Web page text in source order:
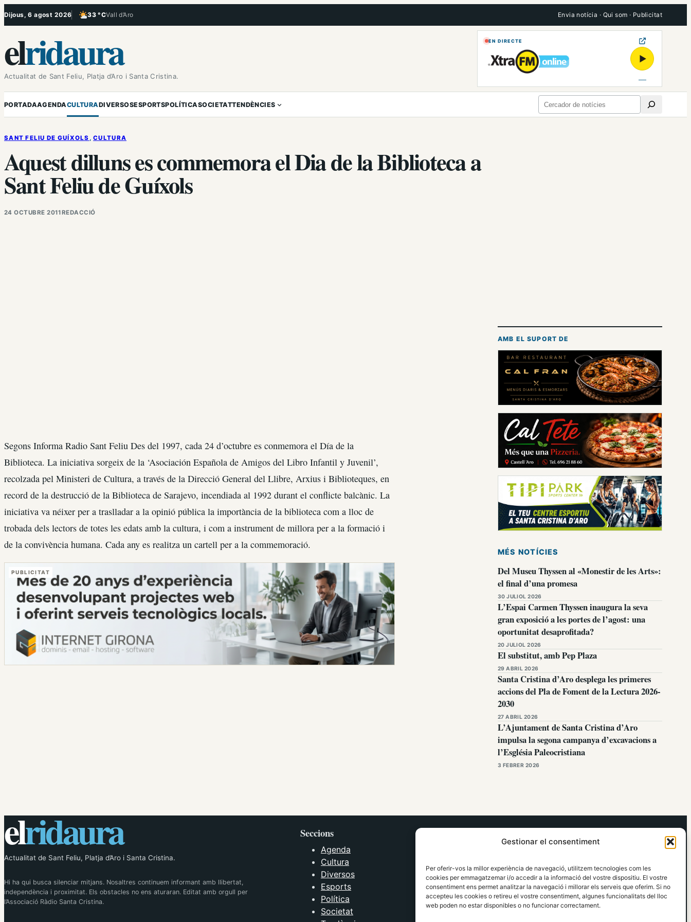
Gestionar el consentiment
Per oferir-vos la millor experiència de navegació, utilitzem tecnologies com les
cookies per emmagatzemar i/o accedir a la informació del vostre dispositiu. El vostre
consentiment ens permet analitzar la navegació i millorar els serveis que oferim. Si no
accepteu les cookies o retireu el vostre consentiment, algunes funcionalitats del lloc
web poden no estar disponibles o no funcionar correctament.
Vés
Dijous, 6 agost 2026 33 °CVall d’Aro
, Poc ennuvolat Envia notícia · Qui som · Publicitat
elridaura
Actualitat de Sant Feliu, Platja d’Aro i Santa Cristina.
EN DIRECTE
▶
PORTADAAGENDACULTURADIVERSOSESPORTSPOLÍTICASOCIETATTENDÈNCIES Cerca
SANT FELIU DE GUÍXOLS , CULTURA
Aquest dilluns es commemora el Dia de la Biblioteca a
Sant Feliu de Guíxols
24 OCTUBRE 2011REDACCIÓ
Segons Informa Radio Sant Feliu Des del 1997, cada 24 d’octubre es conmemora el Día de la
Biblioteca. La iniciativa sorgeix de la ‘Asociación Española de Amigos del Libro Infantil y Juvenil’,
recolzada pel Ministeri de Cultura, a través de la Direcció General del Llibre, Arxius i Biblioteques, en
record de la destrucció de la Biblioteca de Sarajevo, incendiada al 1992 durant el conflicte balcànic. La
iniciativa va néixer per a traslladar a la opinió pública la importància de la biblioteca com a lloc de
trobada dels lectors de totes les edats amb la cultura, i com a instrument de millora per a la formació i
de la convivència humana. Cada any es realitza un cartell per a la commemoració.
PUBLICITAT
AMB EL SUPORT DE
MÉS NOTÍCIES
Del Museu Thyssen al «Monestir de les Arts»:
el final d’una promesa
30 JULIOL 2026
L’Espai Carmen Thyssen inaugura la seva
gran exposició a les portes de l’agost: una
oportunitat desaprofitada?
20 JULIOL 2026
El substitut, amb Pep Plaza
29 ABRIL 2026
Santa Cristina d’Aro desplega les primeres
accions del Pla de Foment de la Lectura 2026-
2030
27 ABRIL 2026
L’Ajuntament de Santa Cristina d’Aro
impulsa la segona campanya d’excavacions a
l’Església Paleocristiana
3 FEBRER 2026
elridaura
Actualitat de Sant Feliu, Platja d’Aro i Santa Cristina.
Hi ha qui busca silenciar mitjans. Nosaltres continuem informant amb llibertat,
independència i proximitat. Els obstacles no ens aturaran. Editat amb orgull per
l’Associació Ràdio Santa Cristina.
Seccions
Agenda
Cultura
Diversos
Esports
Política
Societat
elRidaura.com
Política de Cookies
Política Editorial